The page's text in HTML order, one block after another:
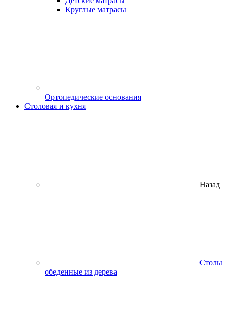
Круглые матрасы
Ортопедические основания
Столовая и кухня
Назад
Столы
обеденные из дерева